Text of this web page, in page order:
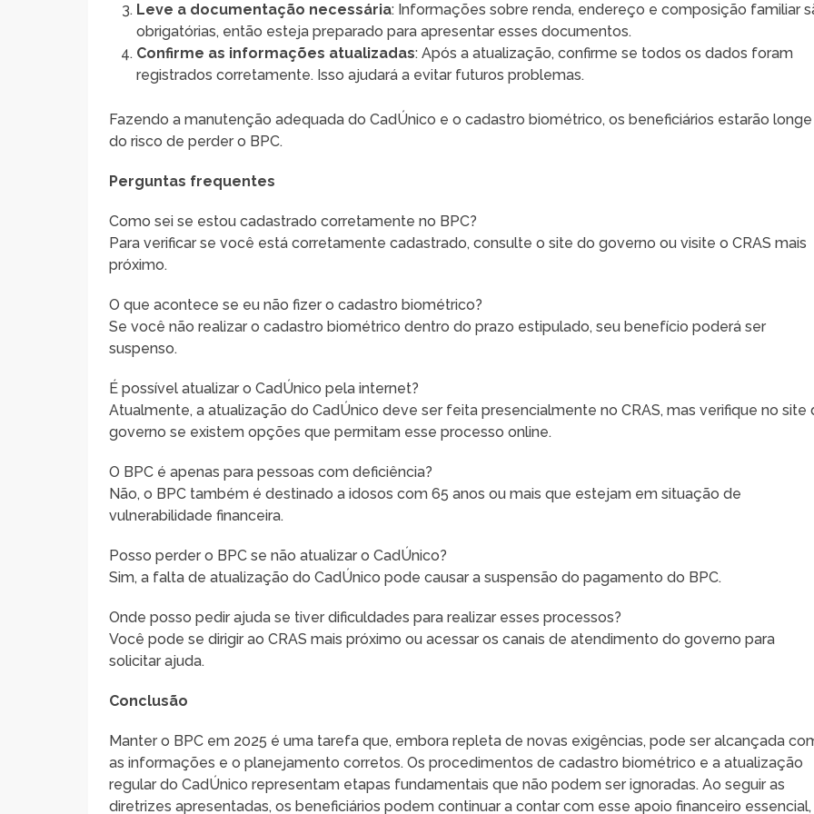
Leve a documentação necessária: Informações sobre renda, endereço e composição familiar
obrigatórias, então esteja preparado para apresentar esses documentos.
Confirme as informações atualizadas: Após a atualização, confirme se todos os dados foram
registrados corretamente. Isso ajudará a evitar futuros problemas.
Fazendo a manutenção adequada do CadÚnico e o cadastro biométrico, os beneficiários estarão longe
do risco de perder o BPC.
Perguntas frequentes
Como sei se estou cadastrado corretamente no BPC?
Para verificar se você está corretamente cadastrado, consulte o site do governo ou visite o CRAS mais
próximo.
O que acontece se eu não fizer o cadastro biométrico?
Se você não realizar o cadastro biométrico dentro do prazo estipulado, seu benefício poderá ser
suspenso.
É possível atualizar o CadÚnico pela internet?
Atualmente, a atualização do CadÚnico deve ser feita presencialmente no CRAS, mas verifique no site
governo se existem opções que permitam esse processo online.
O BPC é apenas para pessoas com deficiência?
Não, o BPC também é destinado a idosos com 65 anos ou mais que estejam em situação de
vulnerabilidade financeira.
Posso perder o BPC se não atualizar o CadÚnico?
Sim, a falta de atualização do CadÚnico pode causar a suspensão do pagamento do BPC.
Onde posso pedir ajuda se tiver dificuldades para realizar esses processos?
Você pode se dirigir ao CRAS mais próximo ou acessar os canais de atendimento do governo para
solicitar ajuda.
Conclusão
Manter o BPC em 2025 é uma tarefa que, embora repleta de novas exigências, pode ser alcançada
as informações e o planejamento corretos. Os procedimentos de cadastro biométrico e a atualização
regular do CadÚnico representam etapas fundamentais que não podem ser ignoradas. Ao seguir as
diretrizes apresentadas, os beneficiários podem continuar a contar com esse apoio financeiro essencial,